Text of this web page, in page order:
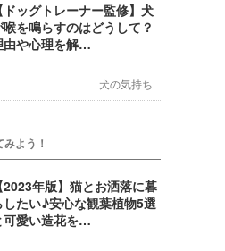
ドッグトレーナー監修】犬
喉を鳴らすのはどうして？
由や心理を解…
犬の気持ち
よう！
2023年版】猫とお洒落に暮
したい♪安心な観葉植物5選
可愛い造花を…